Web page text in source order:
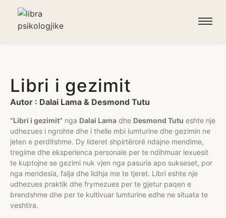
Libri i gezimit
Autor : Dalai Lama & Desmond Tutu
“Libri i gezimit” nga Dalai Lama dhe Desmond Tutu eshte nje
udhezues i ngrohte dhe i thelle mbi lumturine dhe gezimin ne
jeten e perditshme. Dy lideret shpirtërorë ndajne mendime,
tregime dhe eksperienca personale per te ndihmuar lexuesit
te kuptojne se gezimi nuk vjen nga pasuria apo sukseset, por
nga mendesia, falja dhe lidhja me te tjeret. Libri eshte nje
udhezues praktik dhe frymezues per te gjetur paqen e
brendshme dhe per te kultivuar lumturine edhe ne situata te
veshtira.